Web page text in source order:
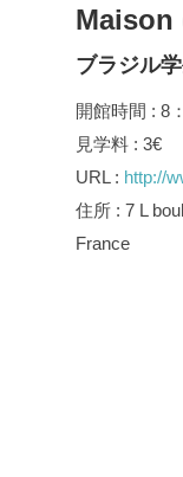
Maison
ブラジル
開館時間 : 8
見学料 : 3€
URL : http://
住所 : 7 L
France